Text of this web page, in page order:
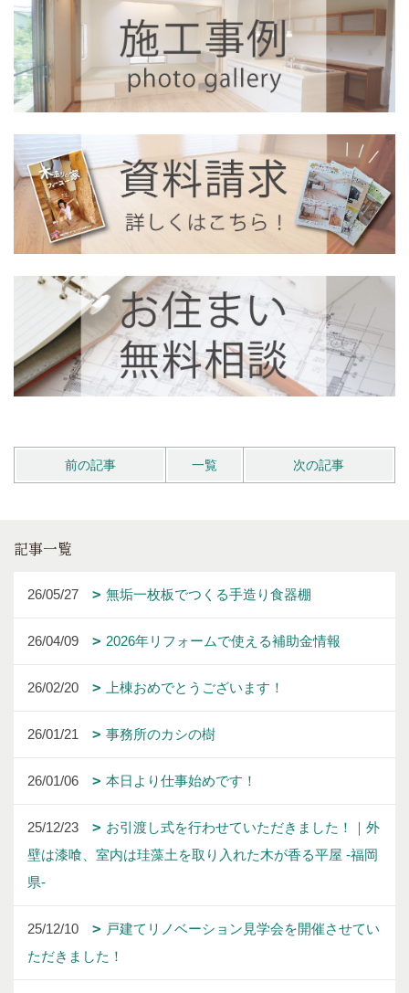
前の記事 一覧 次の記事
記事一覧
26/05/27 無垢一枚板でつくる手造り食器棚
26/04/09 2026年リフォームで使える補助金情報
26/02/20 上棟おめでとうございます！
26/01/21 事務所のカシの樹
26/01/06 本日より仕事始めです！
25/12/23
お引渡し式を行わせていただきました！｜外
壁は漆喰、室内は珪藻土を取り入れた木が香る平屋 -福岡
県-
25/12/10
戸建てリノベーション見学会を開催させてい
ただきました！